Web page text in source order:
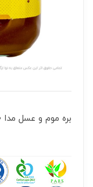
بره موم و عسل مدا 250 گرم